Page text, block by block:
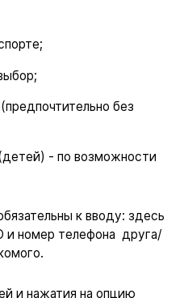
без
- по возможности
к вводу: здесь
и номер телефона друга/
и нажатия на опцию